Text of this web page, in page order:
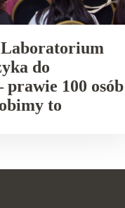
do
prawie 100 osób
to